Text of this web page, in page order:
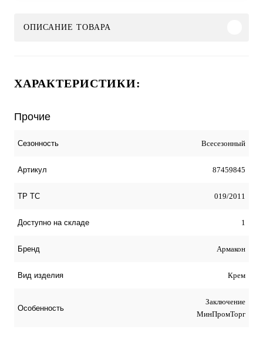
ОПИСАНИЕ ТОВАРА
ХАРАКТЕРИСТИКИ:
Прочие
Сезонность Всесезонный
Артикул 87459845
ТР ТС 019/2011
Доступно на складе 1
Бренд Армакон
Вид изделия Крем
Особенность
Заключение
МинПромТорг